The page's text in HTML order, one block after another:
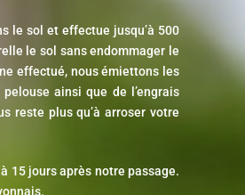
le sol et effectue jusqu’à 500
le sol sans endommager le
effectué, nous émiettons les
ainsi que de l’engrais
reste plus qu’à arroser votre
15 jours après notre passage.